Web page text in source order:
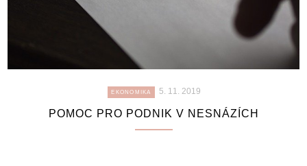
EKONOMIKA 5. 11. 2019
POMOC PRO PODNIK V NESNÁZÍCH